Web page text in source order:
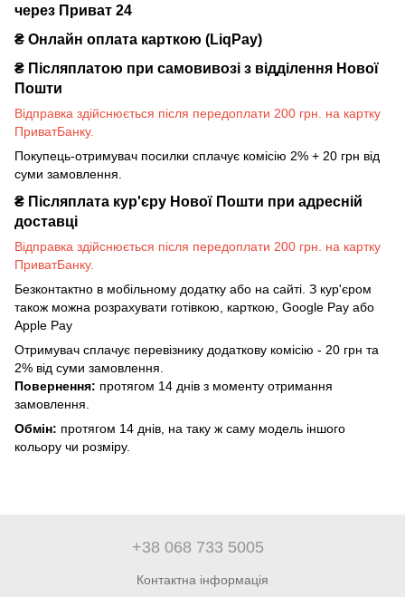
через Приват 24
₴ Онлайн оплата карткою (LiqPay)
₴ Післяплатою при самовивозі з відділення Нової
Пошти
Відправка здійснюється після передоплати 200 грн. на картку
ПриватБанку.
Покупець-отримувач посилки сплачує комісію 2% + 20 грн від
суми замовлення.
₴ Післяплата кур'єру Нової Пошти при адресній
доставці
Відправка здійснюється після передоплати 200 грн. на картку
ПриватБанку.
Безконтактно в мобільному додатку або на сайті. З кур'єром
також можна розрахувати готівкою, карткою, Google Pay або
Apple Pay
Отримувач сплачує перевізнику додаткову комісію - 20 грн та
2% від суми замовлення.
Повернення: протягом 14 днів з моменту отримання
замовлення.
Обмін: протягом 14 днів, на таку ж саму модель іншого
кольору чи розміру.
+38 068 733 5005
Контактна інформація